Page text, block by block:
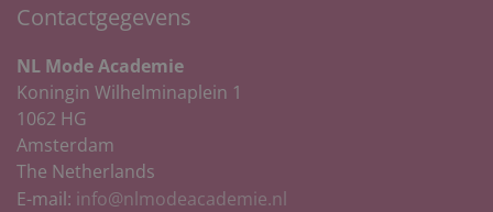
Contactgegevens
NL Mode Academie
Koningin Wilhelminaplein 1
1062 HG
Amsterdam
The Netherlands
E-mail: info@nlmodeacademie.nl